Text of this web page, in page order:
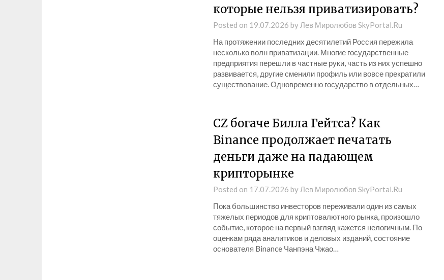
которые нельзя приватизировать?
Posted on 19.07.2026 by Лев Миролюбов SkyPortal.Ru
На протяжении последних десятилетий Россия пережила
несколько волн приватизации. Многие государственные
предприятия перешли в частные руки, часть из них успешно
развивается, другие сменили профиль или вовсе прекратили
существование. Одновременно государство в отдельных…
CZ богаче Билла Гейтса? Как
Binance продолжает печатать
деньги даже на падающем
крипторынке
Posted on 17.07.2026 by Лев Миролюбов SkyPortal.Ru
Пока большинство инвесторов переживали один из самых
тяжелых периодов для криптовалютного рынка, произошло
событие, которое на первый взгляд кажется нелогичным. По
оценкам ряда аналитиков и деловых изданий, состояние
основателя Binance Чанпэна Чжао…